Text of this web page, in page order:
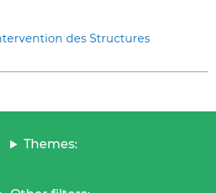
des Structures
Themes: